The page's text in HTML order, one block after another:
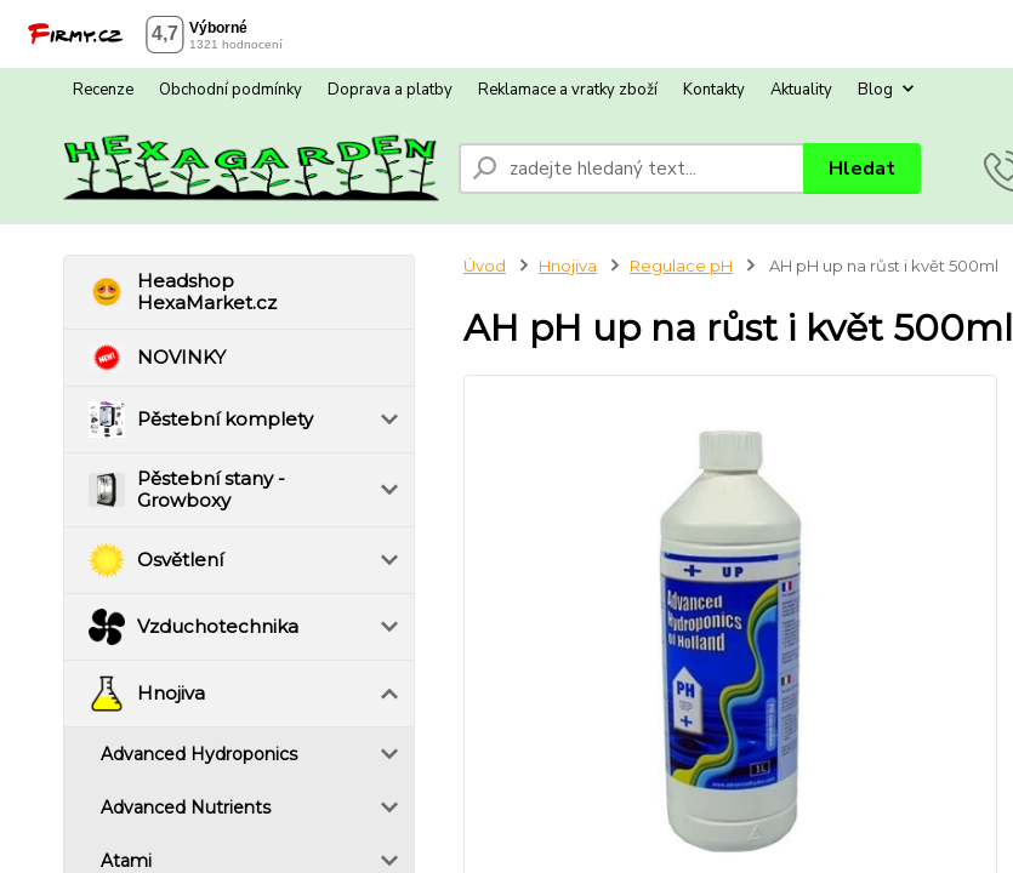
Recenze Obchodní podmínky Doprava a platby Reklamace a vratky zboží Kontakty Aktuality Blog
Hledat
Headshop
HexaMarket.cz
NOVINKY
Pěstební komplety
Pěstební stany -
Growboxy
Osvětlení
Vzduchotechnika
Hnojiva
Advanced Hydroponics
Advanced Nutrients
Atami
Úvod Hnojiva Regulace pH AH pH up na růst i květ 500ml
AH pH up na růst i květ 500ml